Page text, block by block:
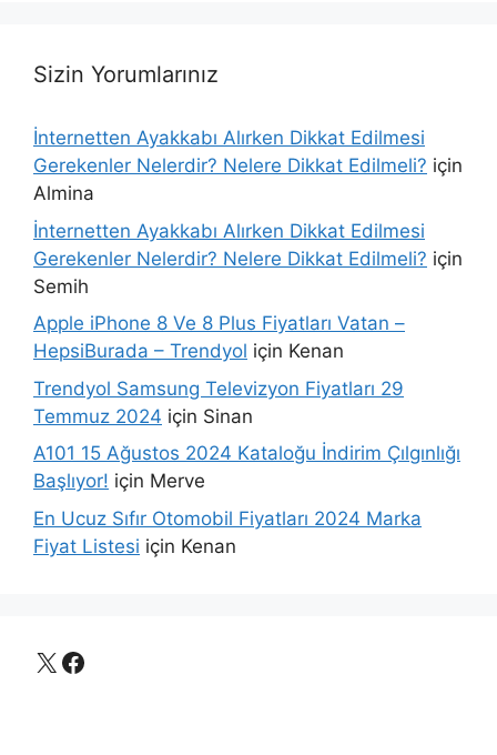
Sizin Yorumlarınız
İnternetten Ayakkabı Alırken Dikkat Edilmesi
Gerekenler Nelerdir? Nelere Dikkat Edilmeli? için
Almina
İnternetten Ayakkabı Alırken Dikkat Edilmesi
Gerekenler Nelerdir? Nelere Dikkat Edilmeli? için
Semih
Apple iPhone 8 Ve 8 Plus Fiyatları Vatan –
HepsiBurada – Trendyol için Kenan
Trendyol Samsung Televizyon Fiyatları 29
Temmuz 2024 için Sinan
A101 15 Ağustos 2024 Kataloğu İndirim Çılgınlığı
Başlıyor! için Merve
En Ucuz Sıfır Otomobil Fiyatları 2024 Marka
Fiyat Listesi için Kenan
X Facebook